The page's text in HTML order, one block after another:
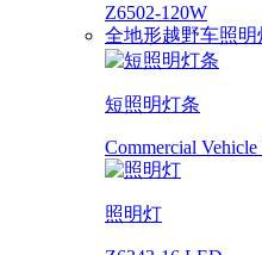
Z6502-120W
全地形越野车照明
短照明灯条
Commercial
照明灯